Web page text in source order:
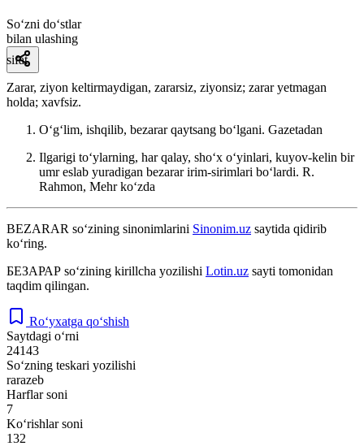
So‘zni do‘stlar
bilan ulashing
sifat
Zarar, ziyon keltirmaydigan, zararsiz, ziyonsiz; zarar yetmagan
holda; xavfsiz.
Oʻgʻlim, ishqilib, bezarar qaytsang boʻlgani. Gazetadan
Ilgarigi toʻylarning, har qalay, shoʻx oʻyinlari, kuyov-kelin bir
umr eslab yuradigan bezarar irim-sirimlari boʻlardi. R.
Rahmon, Mehr koʻzda
BEZARAR so‘zining sinonimlarini Sinonim.uz saytida qidirib
ko‘ring.
БЕЗАРАР so‘zining kirillcha yozilishi Lotin.uz sayti tomonidan
taqdim qilingan.
Ro‘yxatga qo‘shish
Saytdagi o‘rni
24143
So‘zning teskari yozilishi
rarazeb
Harflar soni
7
Ko‘rishlar soni
132